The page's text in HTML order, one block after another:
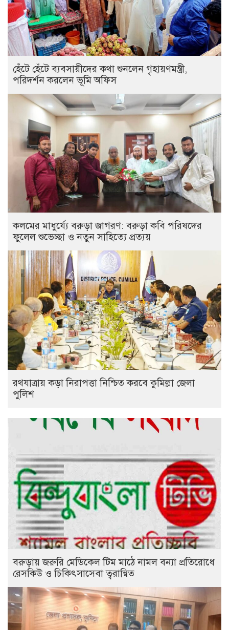
হেঁটে হেঁটে ব্যবসায়ীদের কথা শুনলেন গৃহায়ণমন্ত্রী,
পরিদর্শন করলেন ভূমি অফিস
কলমের মাধুর্য্যে বরুড়া জাগরণ: বরুড়া কবি পরিষদের
ফুলেল শুভেচ্ছা ও নতুন সাহিত্যে প্রত্যয়
রথযাত্রায় কড়া নিরাপত্তা নিশ্চিত করবে কুমিল্লা জেলা
পুলিশ
বরুড়ায় জরুরি মেডিকেল টিম মাঠে নামল বন্যা প্রতিরোধে
রেসকিউ ও চিকিৎসাসেবা ত্বরান্বিত